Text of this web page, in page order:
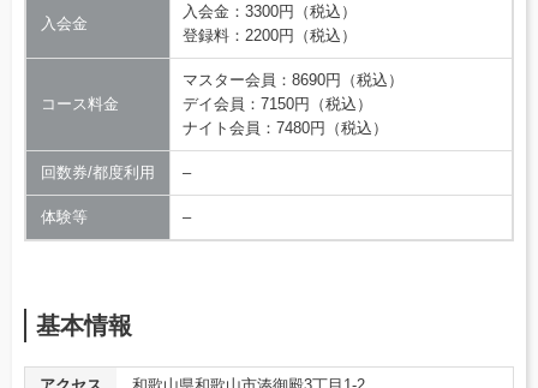
入会金
入会金：3300円（税込）
登録料：2200円（税込）
コース料金
マスター会員：8690円（税込）
デイ会員：7150円（税込）
ナイト会員：7480円（税込）
回数券/都度利用 –
体験等 –
基本情報